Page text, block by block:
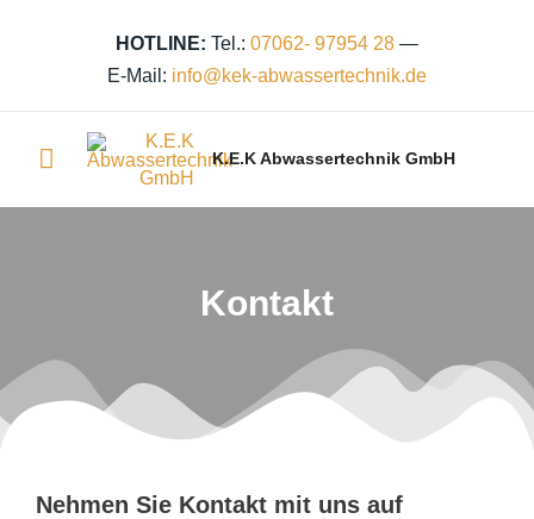
HOTLINE: Tel.: 07062- 97954 28 —
E-Mail: info@kek‑abwassertechnik.de
K.E.K Abwassertechnik GmbH
Hauptmenü
Kontakt
Nehmen Sie Kontakt mit uns auf